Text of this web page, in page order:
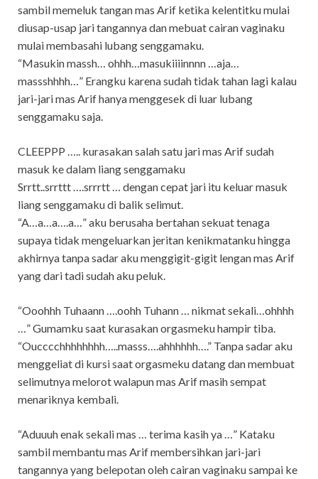
sambil memeluk tangan mas Arif ketika kelentitku mulai
diusap-usap jari tangannya dan mebuat cairan vaginaku
mulai membasahi lubang senggamaku.
“Masukin massh… ohhh…masukiiiinnnn …aja…
massshhhh…” Erangku karena sudah tidak tahan lagi kalau
jari-jari mas Arif hanya menggesek di luar lubang
senggamaku saja.
CLEEPPP ….. kurasakan salah satu jari mas Arif sudah
masuk ke dalam liang senggamaku
Srrtt..srrttt ….srrrtt … dengan cepat jari itu keluar masuk
liang senggamaku di balik selimut.
“A…a…a….a…” aku berusaha bertahan sekuat tenaga
supaya tidak mengeluarkan jeritan kenikmatanku hingga
akhirnya tanpa sadar aku menggigit-gigit lengan mas Arif
yang dari tadi sudah aku peluk.
“Ooohhh Tuhaann ….oohh Tuhann … nikmat sekali…ohhhh
…” Gumamku saat kurasakan orgasmeku hampir tiba.
“Oucccchhhhhhhh…..masss….ahhhhhh….” Tanpa sadar aku
menggeliat di kursi saat orgasmeku datang dan membuat
selimutnya melorot walapun mas Arif masih sempat
menariknya kembali.
“Aduuuh enak sekali mas … terima kasih ya …” Kataku
sambil membantu mas Arif membersihkan jari-jari
tangannya yang belepotan oleh cairan vaginaku sampai ke